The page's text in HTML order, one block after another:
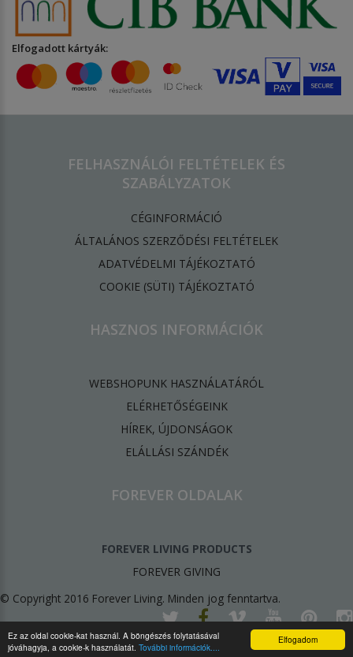
Elfogadom
Ez az oldal cookie-kat használ. A böngészés folytatásával
jóváhagyja, a cookie-k használatát. További információk....
Elfogadott kártyák:
FELHASZNÁLÓI FELTÉTELEK ÉS
SZABÁLYZATOK
CÉGINFORMÁCIÓ
ÁLTALÁNOS SZERZŐDÉSI FELTÉTELEK
ADATVÉDELMI TÁJÉKOZTATÓ
​COOKIE (SÜTI) TÁJÉKOZTATÓ
HASZNOS INFORMÁCIÓK
WEBSHOPUNK HASZNÁLATÁRÓL
ELÉRHETŐSÉGEINK
HÍREK, ÚJDONSÁGOK
ELÁLLÁSI SZÁNDÉK
FOREVER OLDALAK
FOREVER LIVING PRODUCTS
FOREVER GIVING
© Copyright 2016 Forever Living. Minden jog fenntartva.